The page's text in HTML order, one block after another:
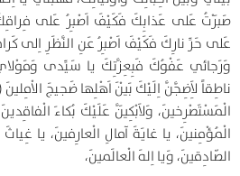
صَبَرْتُ عَلى عَذابِكَ فَكَيْفَ اَصْبِرُ عَلى
عَلى حَرِّ نارِكَ فَكَيْفَ اَصْبِرُ عَنِ النَّظَرِ اِلى
وَرَجائي عَفْوُكَ فَبِعِزَّتِكَ يا سَيِّدى
ناطِقاً لاَِضِجَّنَّ اِلَيْكَ بَيْنَ اَهْلِها ضَجيجَ
الْمَسْتَصْرِخينَ، وَلاَبْكِيَنَّ عَلَيْكَ بُكاءَ
الْمُؤْمِنينَ، يا غايَةَ آمالِ الْعارِفينَ، يا
الصّادِقينَ، وَيا اِلهَ الْعالَمينَ،